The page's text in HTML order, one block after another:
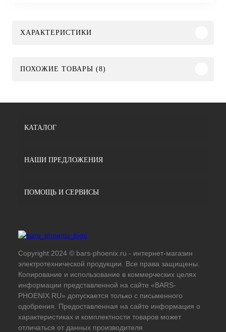
ХАРАКТЕРИСТИКИ
ПОХОЖИЕ ТОВАРЫ (8)
КАТАЛОГ
НАШИ ПРЕДЛОЖЕНИЯ
ПОМОЩЬ И СЕРВИСЫ
Copyright 2024 © bars-phoenix.ru - интернет-магазин
электротехнической продукции. Все права защищены.
Копирование и использование в коммерческих целях
информации представленной на сайте «BARS-
PHOENIX.RU» допускается только с письменного
одобрения. Предоставленная на сайте информация о
характеристиках и комплектности товаров может
отличаться от данных производителя